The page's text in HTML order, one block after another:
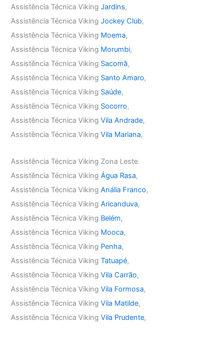
Assistência Técnica VikingJardins,
Assistência Técnica VikingJockey Club,
Assistência Técnica Viking Moema,
Assistência Técnica Viking Morumbi,
Assistência Técnica Viking Sacomã,
Assistência Técnica Viking Santo Amaro,
Assistência Técnica Viking Saúde,
Assistência Técnica Viking Socorro,
Assistência Técnica VikingVila Andrade,
Assistência Técnica VikingVila Mariana,
Assistência Técnica Viking Zona Leste
Assistência Técnica VikingÁgua Rasa,
Assistência Técnica VikingAnália Franco,
Assistência Técnica VikingAricanduva,
Assistência Técnica Viking Belém,
Assistência Técnica Viking Mooca,
Assistência Técnica Viking Penha,
Assistência Técnica VikingTatuapé,
Assistência Técnica VikingVila Carrão,
Assistência Técnica VikingVila Formosa,
Assistência Técnica VikingVila Matilde,
Assistência Técnica VikingVila Prudente,